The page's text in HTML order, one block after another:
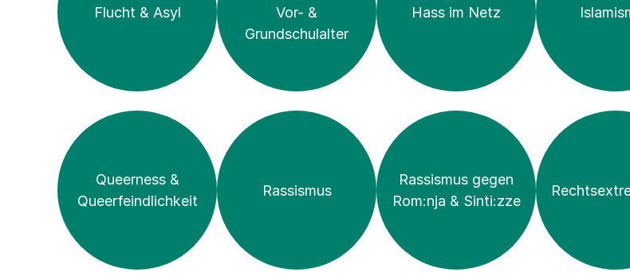
Flucht & Asyl
Vor- &
Grundschulalter
Hass im Netz
Queerness &
Queerfeind­lichkeit
Rassismus
Rassismus gegen
Rom:nja & Sinti:zze